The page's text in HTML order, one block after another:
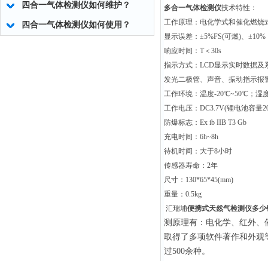
四合一气体检测仪如何维护？
四合一气体检测仪如何使用？
多合一气体检测仪技术特性：
工作原理：电化学式和催化燃烧
显示误差：±5%FS(可燃)、
响应时间：T＜30s
指示方式：LCD显示实时数据及
发光二极管、声音、振动指示报
工作环境：温度-20℃~50℃；湿
工作电压：DC3.7V(锂电池容量
防爆标志：Ex ib IIB T3 Gb
充电时间：6h~8h
待机时间：大于8小时
传感器寿命：2年
尺寸：130*65*45(mm)
重量：0.5kg
汇瑞埔便携式天然气检测仪多少
测原理有：电化学、红外
取得了多项软件著作和外观
过500余种。